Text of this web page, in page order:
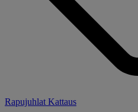
Rapujuhlat Kattaus